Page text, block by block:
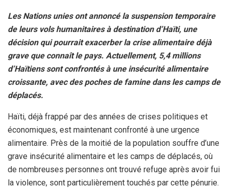
Les Nations unies ont annoncé la suspension temporaire
de leurs vols humanitaires à destination d’Haïti, une
décision qui pourrait exacerber la crise alimentaire déjà
grave que connaît le pays. Actuellement, 5,4 millions
d’Haïtiens sont confrontés à une insécurité alimentaire
croissante, avec des poches de famine dans les camps de
déplacés.
Haïti, déjà frappé par des années de crises politiques et
économiques, est maintenant confronté à une urgence
alimentaire. Près de la moitié de la population souffre d’une
grave insécurité alimentaire et les camps de déplacés, où
de nombreuses personnes ont trouvé refuge après avoir fui
la violence, sont particulièrement touchés par cette pénurie.